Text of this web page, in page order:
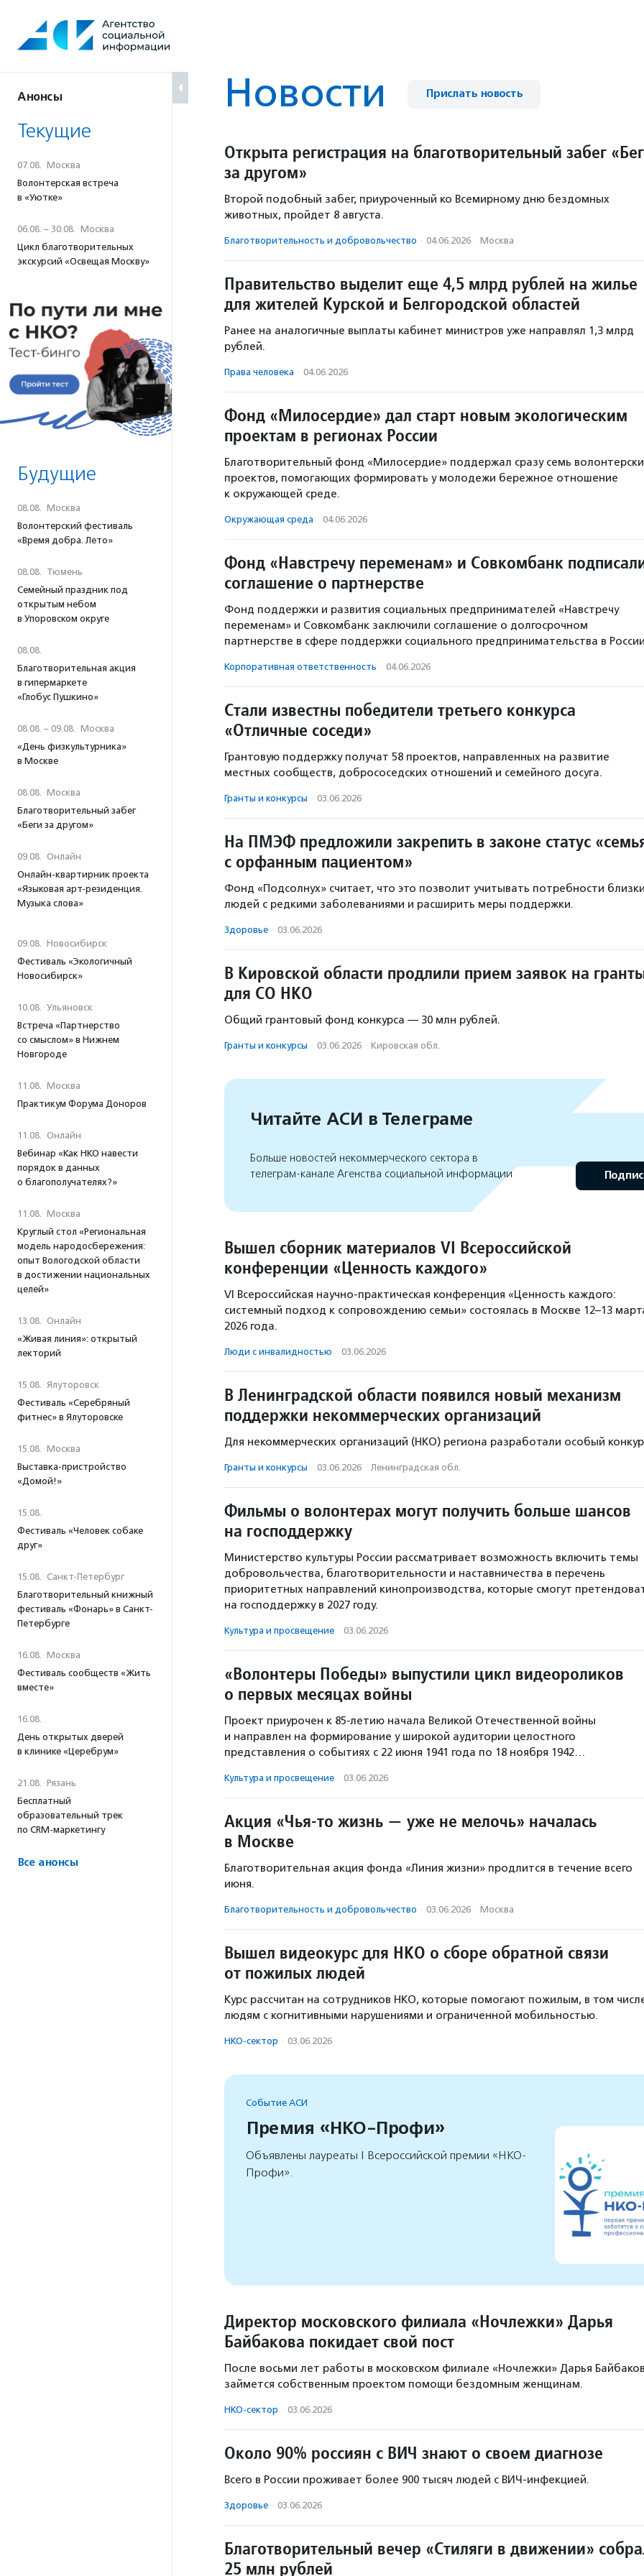
содержанию
Анонсы
Текущие
07.08. · Москва
Волонтерская встреча
в «Уютке»
06.08. – 30.08. · Москва
Цикл благотворительных
экскурсий «Освещая Москву»
Будущие
08.08. · Москва
Волонтерский фестиваль
«Время добра. Лето»
08.08. · Тюмень
Семейный праздник под
открытым небом
в Упоровском округе
08.08.
Благотворительная акция
в гипермаркете
«Глобус Пушкино»
08.08. – 09.08. · Москва
«День физкультурника»
в Москве
08.08. · Москва
Благотворительный забег
«Беги за другом»
09.08. · Онлайн
Онлайн-квартирник проекта
«Языковая арт-резиденция.
Музыка слова»
09.08. · Новосибирск
Фестиваль «Экологичный
Новосибирск»
10.08. · Ульяновск
Встреча «Партнерство
со смыслом» в Нижнем
Новгороде
11.08. · Москва
Практикум Форума Доноров
11.08. · Онлайн
Вебинар «Как НКО навести
порядок в данных
о благополучателях?»
11.08. · Москва
Круглый стол «Региональная
модель народосбережения:
опыт Вологодской области
в достижении национальных
целей»
13.08. · Онлайн
«Живая линия»: открытый
лекторий
15.08. · Ялуторовск
Фестиваль «Серебряный
фитнес» в Ялуторовске
15.08. · Москва
Выставка-пристройство
«Домой!»
15.08.
Фестиваль «Человек собаке
друг»
15.08. · Санкт-Петербург
Благотворительный книжный
фестиваль «Фонарь» в Санкт-
Петербурге
16.08. · Москва
Фестиваль сообществ «Жить
вместе»
16.08.
День открытых дверей
в клинике «Церебрум»
21.08. · Рязань
Бесплатный
образовательный трек
по CRM-маркетингу
Все анонсы
Новости Прислать новость
Открыта регистрация на благотворительный забег
за другом»
Второй подобный забег, приуроченный ко Всемирному дню бездомных
животных, пройдет 8 августа.
Благотвори­тель­ность и доброволь­чест­во · 04.06.2026 · Москва
Правительство выделит еще 4,5 млрд рублей на жилье
для жителей Курской и Белгородской областей
Ранее на аналогичные выплаты кабинет министров уже направлял 1,3 млрд
рублей.
Права человека · 04.06.2026
Фонд «Милосердие» дал старт новым экологическим
проектам в регионах России
Благотворительный фонд «Милосердие» поддержал сразу семь
проектов, помогающих формировать у молодежи бережное отношение
к окружающей среде.
Окружающая среда · 04.06.2026
Фонд «Навстречу переменам» и Совкомбанк
соглашение о партнерстве
Фонд поддержки и развития социальных предпринимателей «Навстречу
переменам» и Совкомбанк заключили соглашение о долгосрочном
партнерстве в сфере поддержки социального предпринимательства в
Корпоративная ответственность · 04.06.2026
Стали известны победители третьего конкурса
«Отличные соседи»
Грантовую поддержку получат 58 проектов, направленных на развитие
местных сообществ, добрососедских отношений и семейного досуга.
Гранты и конкурсы · 03.06.2026
На ПМЭФ предложили закрепить в законе статус
с орфанным пациентом»
Фонд «Подсолнух» считает, что это позволит учитывать потребности
людей с редкими заболеваниями и расширить меры поддержки.
Здоровье · 03.06.2026
В Кировской области продлили прием заявок на
для СО НКО
Общий грантовый фонд конкурса — 30 млн рублей.
Гранты и конкурсы · 03.06.2026 · Кировская обл.
Читайте АСИ в Телеграме
Больше новостей некоммерческого сектора в
телеграм-канале Агенства социальной информации
Вышел сборник материалов VI Всероссийской
конференции «Ценность каждого»
VI Всероссийская научно-практическая конференция «Ценность каждого:
системный подход к сопровождению семьи» состоялась в Москве 12–13
2026 года.
Люди с инвалидностью · 03.06.2026
В Ленинградской области появился новый механизм
поддержки некоммерческих организаций
Для некоммерческих организаций (НКО) региона разработали особый
Гранты и конкурсы · 03.06.2026 · Ленинградская обл.
Фильмы о волонтерах могут получить больше шансов
на господдержку
Министерство культуры России рассматривает возможность включить темы
добровольчества, благотворительности и наставничества в перечень
приоритетных направлений кинопроизводства, которые смогут
на господдержку в 2027 году.
Культура и просвещение · 03.06.2026
«Волонтеры Победы» выпустили цикл видеороликов
о первых месяцах войны
Проект приурочен к 85-летию начала Великой Отечественной войны
и направлен на формирование у широкой аудитории целостного
представления о событиях с 22 июня 1941 года по 18 ноября 1942…
Культура и просвещение · 03.06.2026
Акция «Чья-то жизнь — уже не мелочь» началась
в Москве
Благотворительная акция фонда «Линия жизни» продлится в течение всего
июня.
Благотвори­тель­ность и доброволь­чест­во · 03.06.2026 · Москва
Вышел видеокурс для НКО о сборе обратной связи
от пожилых людей
Курс рассчитан на сотрудников НКО, которые помогают пожилым, в том
людям с когнитивными нарушениями и ограниченной мобильностью.
НКО-сектор · 03.06.2026
Событие АСИ
Премия «НКО-Профи»
Объявлены лауреаты I Всероссийской премии «НКО-
Профи».
Директор московского филиала «Ночлежки» Дарья
Байбакова покидает свой пост
После восьми лет работы в московском филиале «Ночлежки» Дарья
займется собственным проектом помощи бездомным женщинам.
НКО-сектор · 03.06.2026
Около 90% россиян с ВИЧ знают о своем диагнозе
Всего в России проживает более 900 тысяч людей с ВИЧ-инфекцией.
Здоровье · 03.06.2026
Благотворительный вечер «Стиляги в движении»
25 млн рублей